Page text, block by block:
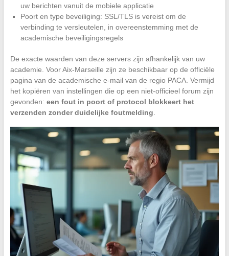
uw berichten vanuit de mobiele applicatie
Poort en type beveiliging: SSL/TLS is vereist om de
verbinding te versleutelen, in overeenstemming met de
academische beveiligingsregels
De exacte waarden van deze servers zijn afhankelijk van uw
academie. Voor Aix-Marseille zijn ze beschikbaar op de officiële
pagina van de academische e-mail van de regio PACA. Vermijd
het kopiëren van instellingen die op een niet-officieel forum zijn
gevonden: een fout in poort of protocol blokkeert het
verzenden zonder duidelijke foutmelding.